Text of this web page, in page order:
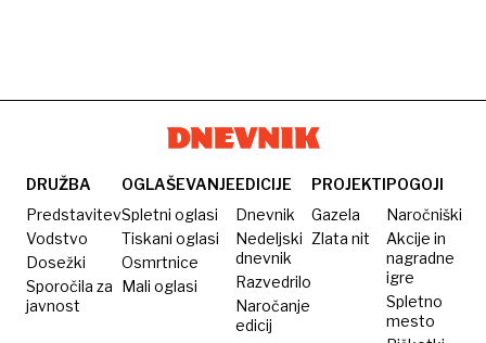
DRUŽBA
Predstavitev
Vodstvo
Dosežki
Sporočila za
javnost
OGLAŠEVANJE
Spletni oglasi
Tiskani oglasi
Osmrtnice
Mali oglasi
EDICIJE
Dnevnik
Nedeljski
dnevnik
Razvedrilo
Naročanje
edicij
PROJEKTI
Gazela
Zlata nit
POGOJI
Naročniški
Akcije in
nagradne
igre
Spletno
mesto